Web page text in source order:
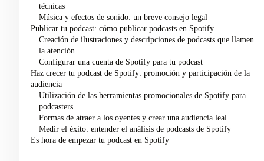
técnicas
Música y efectos de sonido: un breve consejo legal
Publicar tu podcast: cómo publicar podcasts en Spotify
Creación de ilustraciones y descripciones de podcasts que llamen
la atención
Configurar una cuenta de Spotify para tu podcast
Haz crecer tu podcast de Spotify: promoción y participación de la
audiencia
Utilización de las herramientas promocionales de Spotify para
podcasters
Formas de atraer a los oyentes y crear una audiencia leal
Medir el éxito: entender el análisis de podcasts de Spotify
Es hora de empezar tu podcast en Spotify